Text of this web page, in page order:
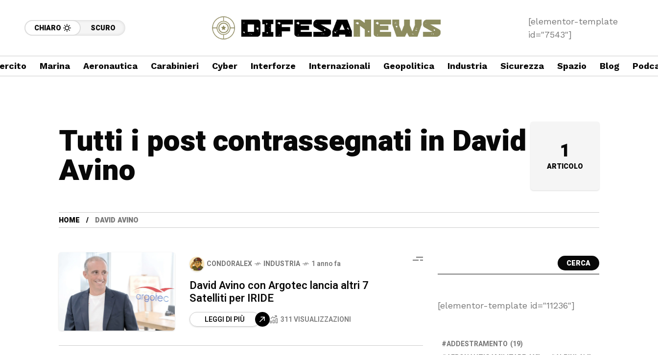
CHIARO SCURO
[elementor-template
id="7543"]
Marina Aeronautica Carabinieri Cyber Interforze Internazionali Geopolitica Industria Sicurezza Spazio Blog
Tutti i post contrassegnati in David
Avino 1
ARTICOLO
HOME DAVID AVINO
CONDORALEX INDUSTRIA 1 anno fa
David Avino con Argotec lancia altri 7
Satelliti per IRIDE
LEGGI DI PIÙ 311 VISUALIZZAZIONI
CERCA
[elementor-template id="11236"]
ADDESTRAMENTO (19)